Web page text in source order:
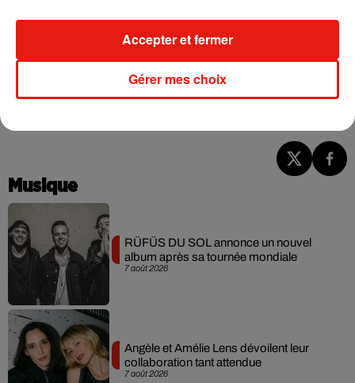
Musique
7 août 2026
RÜFÜS DU SOL annonce un nouvel
album après sa tournée mondiale
7 août 2026
Angèle et Amélie Lens dévoilent leur
collaboration tant attendue
Gérer mes choix
Accepter et fermer